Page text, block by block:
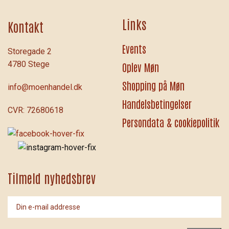
Kontakt
Storegade 2
4780 Stege
info@moenhandel.dk
CVR: 72680618
Links
Events
Oplev Møn
Shopping på Møn
Handelsbetingelser
Persondata & cookiepolitik
Tilmeld nyhedsbrev